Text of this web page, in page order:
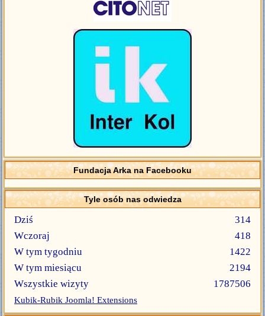
Fundacja Arka na Facebooku
Tyle osób nas odwiedza
Dziś
314
Wczoraj
418
W tym tygodniu
1422
W tym miesiącu
2194
Wszystkie wizyty
1787506
Kubik-Rubik Joomla! Extensions